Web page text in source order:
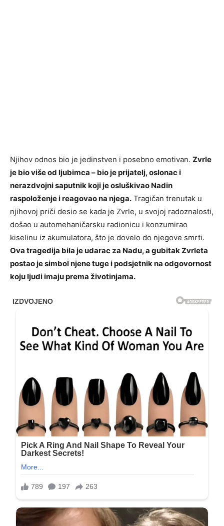
Njihov odnos bio je jedinstven i posebno emotivan. Zvrle
je bio više od ljubimca – bio je prijatelj, oslonac i
nerazdvojni saputnik koji je osluškivao Nadin
raspoloženje i reagovao na njega. Tragičan trenutak u
njihovoj priči desio se kada je Zvrle, u svojoj radoznalosti,
došao u automehaničarsku radionicu i konzumirao
kiselinu iz akumulatora, što je dovelo do njegove smrti.
Ova tragedija bila je udarac za Nadu, a gubitak Zvrleta
postao je simbol njene tuge i podsjetnik na odgovornost
koju ljudi imaju prema životinjama.